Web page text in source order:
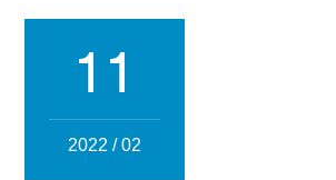
赛美化妆品 赛美医药
11
2022 / 02